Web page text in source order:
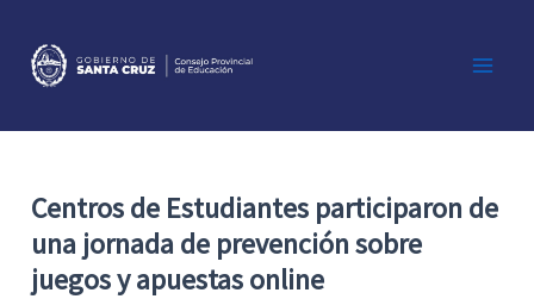
contenido
Centros de Estudiantes participaron de
una jornada de prevención sobre
juegos y apuestas online